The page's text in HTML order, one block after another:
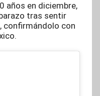
años en diciembre,
tras sentir
confirmándolo con